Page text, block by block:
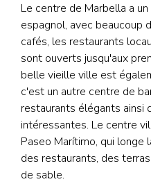
Le centre de Marbella a
espagnol, avec beaucoup
cafés, les restaurants
sont ouverts jusqu'aux
belle vieille ville est
c'est un autre centre de
restaurants élégants ainsi
intéressantes. Le centre
Paseo Marítimo, qui longe
des restaurants, des
de sable.